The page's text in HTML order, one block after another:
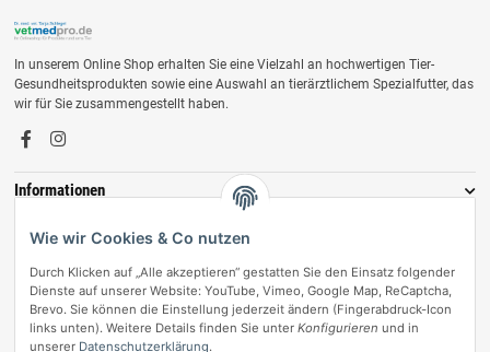
In unserem Online Shop erhalten Sie eine Vielzahl an hochwertigen Tier-
Gesundheitsprodukten sowie eine Auswahl an tierärztlichem Spezialfutter, das
wir für Sie zusammengestellt haben.
Informationen
Zahlungsmöglichkeiten
Wie wir Cookies & Co nutzen
Durch Klicken auf „Alle akzeptieren“ gestatten Sie den Einsatz folgender
Dienste auf unserer Website: YouTube, Vimeo, Google Map, ReCaptcha,
Brevo. Sie können die Einstellung jederzeit ändern (Fingerabdruck-Icon
links unten). Weitere Details finden Sie unter Konfigurieren und in
unserer Datenschutzerklärung.